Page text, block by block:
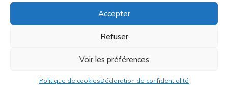
Accepter
Refuser
Voir les préférences
Politique de cookiesDéclaration de confidentialité
soigneusement sélectionnés pour leur fiabilité,